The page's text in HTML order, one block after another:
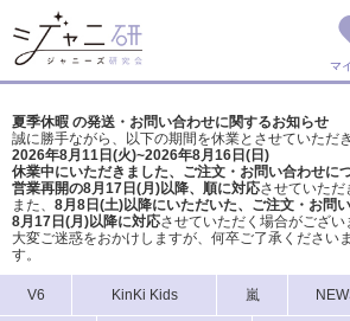
マ
夏季休暇 の発送・お問い合わせに関するお知らせ
誠に勝手ながら、以下の期間を休業とさせていただき
2026年8月11日(火)~2026年8月16日(日)
休業中にいただきました、ご注文・お問い合わせに
営業再開の8月17日(月)以降、順に対応させていただ
また、 8月8日(土)以降にいただいた、ご注文・ お問
8月17日(月)以降に対応させていただく場合がござい
大変ご迷惑をおかけしますが、 何卒ご了承ください
す。
V6 KinKi Kids 嵐